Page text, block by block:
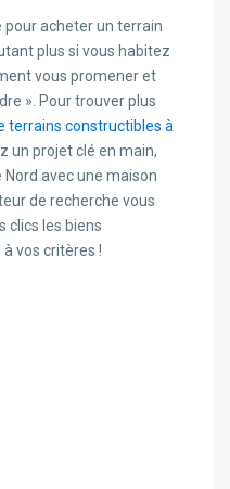
pour acheter un terrain
plus si vous habitez
vous promener et
». Pour trouver plus
terrains constructibles à
un projet clé en main,
avec une maison
de recherche vous
clics les biens
vos critères !